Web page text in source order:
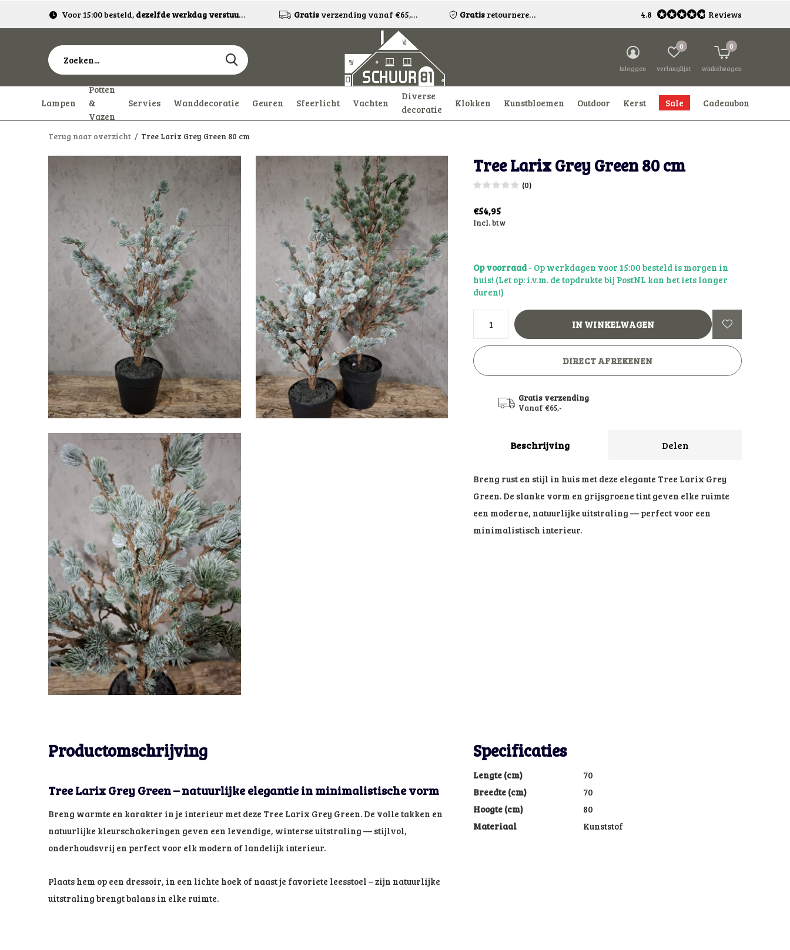
Lampen
Potten
&
Vazen
Servies Wanddecoratie Geuren Sfeerlicht Vachten
Diverse
decoratie
Klokken Kunstbloemen Outdoor Kerst Sale Cadeaubon
inloggen verlanglijst
0
winkelwagen
0
Voor 15:00 besteld, dezelfde werkdag verstuurd! Gratisverzending vanaf €65,-!* Gratis retourneren* 4.8 Reviews
Terug naar overzicht Tree Larix Grey Green 80 cm
Tree Larix Grey Green 80 cm
(0)
€54,95
Incl. btw
Op voorraad- Op werkdagen voor 15:00 besteld is morgen in
huis! (Let op: i.v.m. de topdrukte bij PostNL kan het iets langer
duren!)
IN WINKELWAGEN
DIRECT AFREKENEN
Gratis verzending
Vanaf €65,-
Beschrijving Delen
Breng rust en stijl in huis met deze elegante Tree Larix Grey
Green. De slanke vorm en grijsgroene tint geven elke ruimte
een moderne, natuurlijke uitstraling — perfect voor een
minimalistisch interieur.
Productomschrijving
Tree Larix Grey Green – natuurlijke elegantie in minimalistische vorm
Breng warmte en karakter in je interieur met deze Tree Larix Grey Green. De volle takken en
natuurlijke kleurschakeringen geven een levendige, winterse uitstraling — stijlvol,
onderhoudsvrij en perfect voor elk modern of landelijk interieur.
Plaats hem op een dressoir, in een lichte hoek of naast je favoriete leesstoel – zijn natuurlijke
uitstraling brengt balans in elke ruimte.
Specificaties
Lengte (cm)
70
Breedte (cm)
70
Hoogte (cm)
80
Materiaal
Kunststof